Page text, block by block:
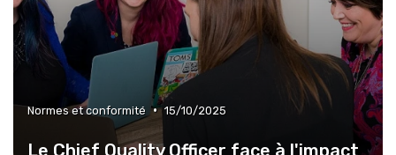
Normes et conformité • 15/10/2025
Le Chief Quality Officer face à l'impact